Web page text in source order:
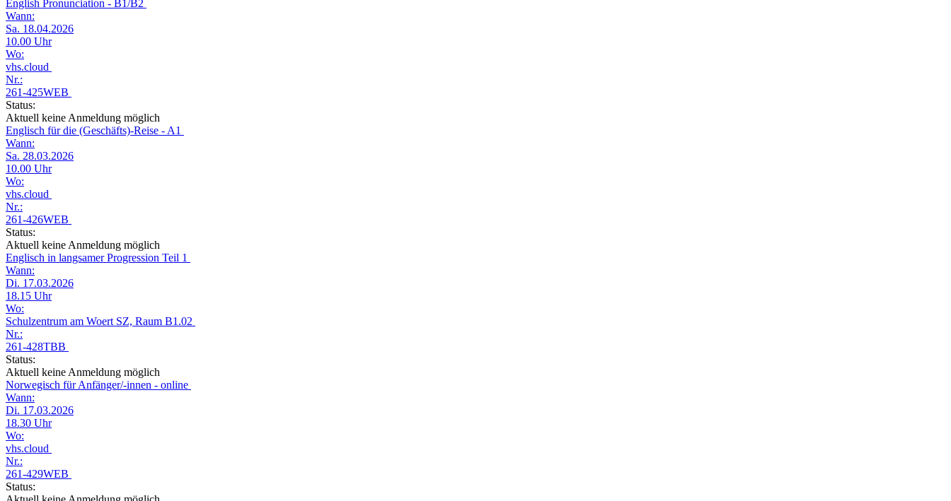
English Pronunciation - B1/B2
Wann:
Sa. 18.04.2026
10.00 Uhr
Wo:
vhs.cloud
Nr.:
261-425WEB
Status:
Aktuell keine Anmeldung möglich
Englisch für die (Geschäfts)-Reise - A1
Wann:
Sa. 28.03.2026
10.00 Uhr
Wo:
vhs.cloud
Nr.:
261-426WEB
Status:
Aktuell keine Anmeldung möglich
Englisch in langsamer Progression Teil 1
Wann:
Di. 17.03.2026
18.15 Uhr
Wo:
Schulzentrum am Woert SZ, Raum B1.02
Nr.:
261-428TBB
Status:
Aktuell keine Anmeldung möglich
Norwegisch für Anfänger/-innen - online
Wann:
Di. 17.03.2026
18.30 Uhr
Wo:
vhs.cloud
Nr.:
261-429WEB
Status: